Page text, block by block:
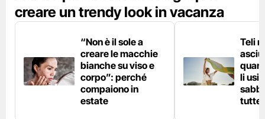
creare un trendy look in vacanza
“Non è il sole a
creare le macchie
bianche su viso e
corpo”: perché
compaiono in
estate
Teli
li
tutte